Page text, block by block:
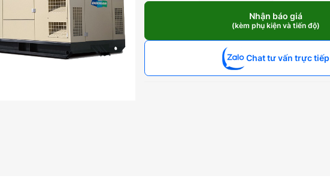
400kVA
số
lượng
Nhận báo giá
(kèm phụ kiện và tiến độ)
Chat tư vấn trực tiếp